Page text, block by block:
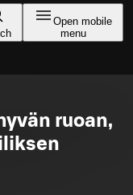
Open mobile
menu
ruoan,